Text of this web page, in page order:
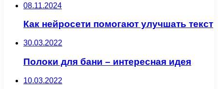
08.11.2024
Как нейросети помогают улучшать текст
30.03.2022
Полоки для бани – интересная идея
10.03.2022